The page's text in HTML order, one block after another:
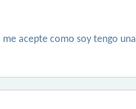
acepte como soy tengo una